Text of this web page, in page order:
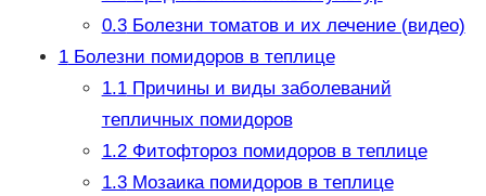
0.3Болезни томатов и их лечение (видео)
1Болезни помидоров в теплице
1.1Причины и виды заболеваний
тепличных помидоров
1.2Фитофтороз помидоров в теплице
1.3Мозаика помидоров в теплице